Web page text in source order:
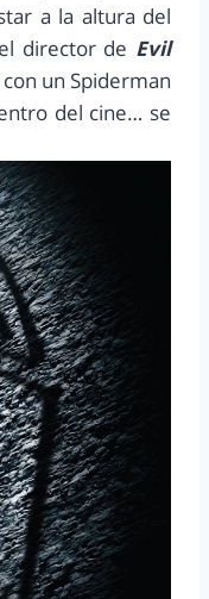
a la altura del
director de Evil
un Spiderman
del cine… se